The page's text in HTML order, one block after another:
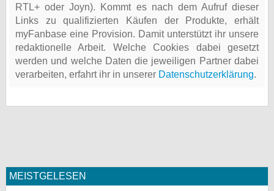
RTL+ oder Joyn). Kommt es nach dem Aufruf dieser
Links zu qualifizierten Käufen der Produkte, erhält
myFanbase eine Provision. Damit unterstützt ihr unsere
redaktionelle Arbeit. Welche Cookies dabei gesetzt
werden und welche Daten die jeweiligen Partner dabei
verarbeiten, erfahrt ihr in unserer Datenschutzerklärung.
MEISTGELESEN